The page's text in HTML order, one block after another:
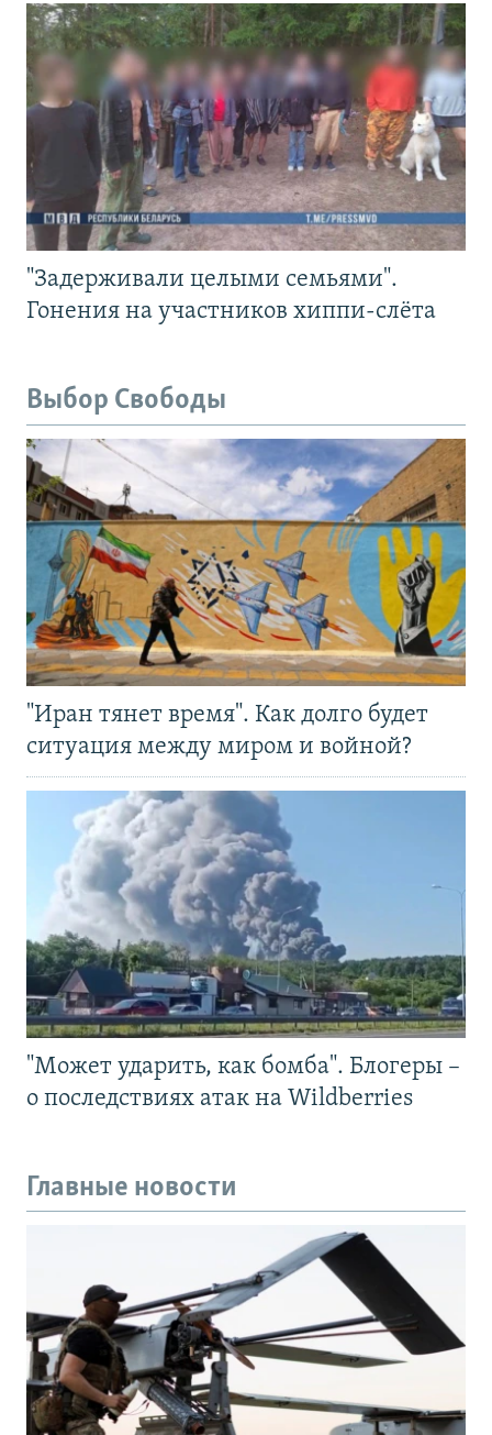
"Задерживали целыми семьями".
Гонения на участников хиппи-слёта
Выбор Свободы
"Иран тянет время". Как долго будет
ситуация между миром и войной?
"Может ударить, как бомба". Блогеры –
о последствиях атак на Wildberries
Главные новости